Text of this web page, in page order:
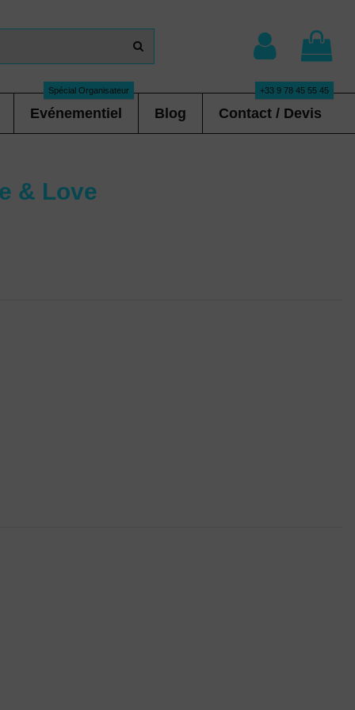
Evénementiel
Spécial Organisateur
Blog Contact / Devis
+33 9 78 45 55 45
& Love